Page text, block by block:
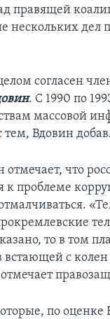
правящей
нескольких дел
согласен
. С 1990 по
массовой
тем, Вдовин
что
проблеме
то в том
с
по